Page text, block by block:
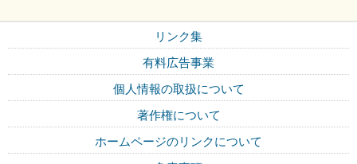
リンク集
有料広告事業
個人情報の取扱について
著作権について
ホームページのリンクについて